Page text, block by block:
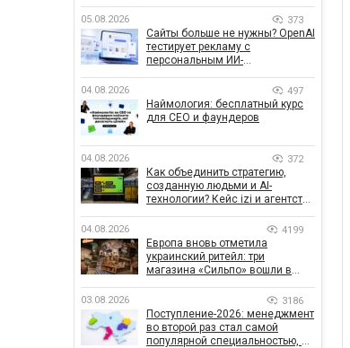
05.08.2026 373
Сайты больше не нужны? OpenAI
тестирует рекламу с
персональным ИИ-
04.08.2026 497
Наймология: бесплатный курс
для CEO и фаундеров
04.08.2026 372
Как объединить стратегию,
созданную людьми и AI-
технологии? Кейс izi и агентства
04.08.2026 4199
Европа вновь отметила
украинский ритейл: три
магазина «Сильпо» вошли в
03.08.2026 3186
Поступление-2026: менеджмент
во второй раз стал самой
популярной специальностью, а